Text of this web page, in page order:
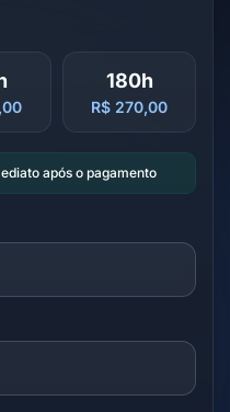
180h
R$ 270,00
após o pagamento